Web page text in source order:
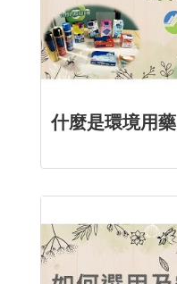
什麼是環境用藥